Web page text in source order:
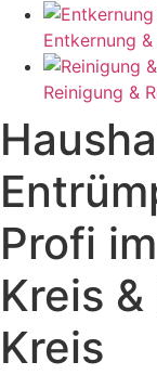
Entkernung
Reinigung &
Profi
Kreis
Kreis